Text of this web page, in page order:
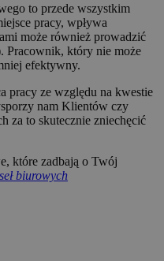
to przede wszystkim
pracy, wpływa
może również prowadzić
Pracownik, który nie może
efektywny.
pracy ze względu na kwestie
nam Klientów czy
za to skutecznie zniechęcić
które zadbają o Twój
biurowych